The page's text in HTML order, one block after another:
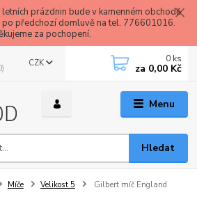
prázdnin bude v kamenném obchodě
předchozí domluvě na tel. 776601016.
za pochopení.
Menu
CZK
Hledat
0 ks
za 0,00 Kč
Míče Velikost 5
Gilbert míč England